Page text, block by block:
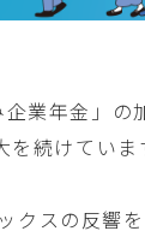
業年金」の
続けていま
クスの反響